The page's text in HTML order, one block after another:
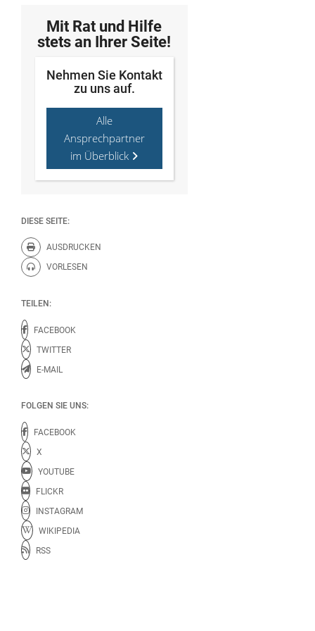
Mit Rat und Hilfe
stets an Ihrer Seite!
Nehmen Sie Kontakt
zu uns auf.
Alle
Ansprechpartner
im Überblick
DIESE SEITE:
AUSDRUCKEN
Diese Seite drucken.
VORLESEN
Diese Seite vorlesen.
TEILEN:
FACEBOOK
TWITTER
E-MAIL
FOLGEN SIE UNS:
FACEBOOK
X
YOUTUBE
FLICKR
INSTAGRAM
WIKIPEDIA
RSS